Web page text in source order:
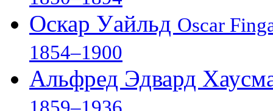
Оскар Уайльд Oscar
1854–1900
Альфред Эдвард